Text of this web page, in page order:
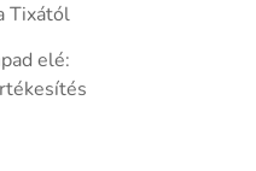
Tixától
elé: